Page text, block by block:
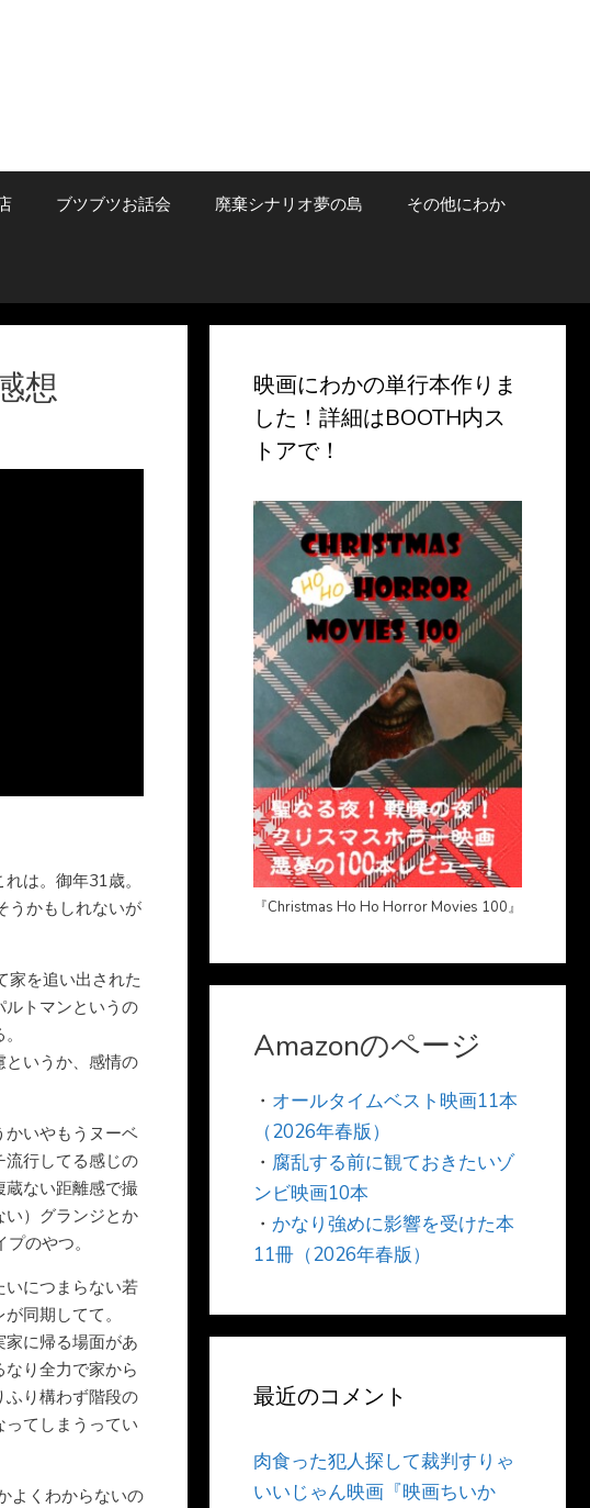
ブツブツお話会 廃棄シナリオ夢の島 その他にわか
想
は。御年31歳。
うかもしれないが
家を追い出された
ルトマンというの
というか、感情の
かいやもうヌーベ
流行してる感じの
蔵ない距離感で撮
い）グランジとか
のやつ。
いにつまらない若
同期してて。
に帰る場面があ
り全力で家から
ふり構わず階段の
てしまうってい
よくわからないの
映画にわかの単行本作りま
した！詳細はBOOTH内ス
トアで！
『Christmas Ho Ho Horror Movies 100』
Amazonのページ
・ オールタイムベスト映画11本
（2026年春版）
・ 腐乱する前に観ておきたいゾ
ンビ映画10本
・ かなり強めに影響を受けた本
11冊（2026年春版）
最近のコメント
肉食った犯人探して裁判すりゃ
いいじゃん映画『映画ちいか